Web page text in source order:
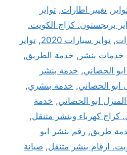
, تغيير اطارات, تواير
بريجستون. كراج الكويت.
, تواير سيارات 2020 , تواير
خدمات بنشر , خدمة الطريق,
الحصاني, خدمة بنشر
ابو الحصاني, خدمة بنشري,
ابو الحصاني, خدمة
كراج كهرباء وبنشر متنقل,
طريق, رقم بنشر ابو
ارقام بنشر متنقل, صيانة